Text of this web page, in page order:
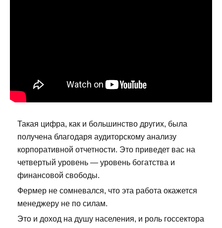
Такая цифра, как и большинство других, была
получена благодаря аудиторскому анализу
корпоративной отчетности. Это приведет вас на
четвертый уровень — уровень богатства и
финансовой свободы.
Фермер не сомневался, что эта работа окажется
менеджеру не по силам.
Это и доход на душу населения, и роль госсектора